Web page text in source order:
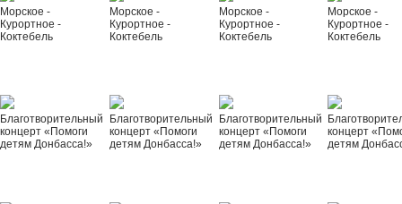
Морское -
Курортное -
Коктебель
Морское -
Курортное -
Коктебель
Морское -
Курортное -
Коктебель
Морское -
Курортное -
Коктебель
Благотворительный
концерт «Помоги
детям Донбасса!»
Благотворительный
концерт «Помоги
детям Донбасса!»
Благотворительный
концерт «Помоги
детям Донбасса!»
концерт
детям